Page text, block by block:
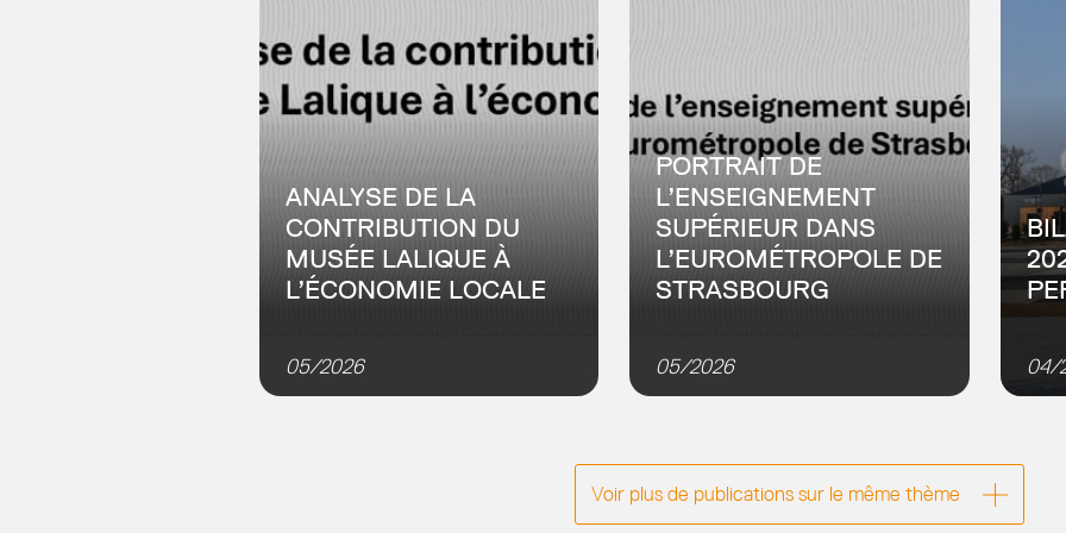
ANALYSE DE LA
CONTRIBUTION DU
MUSÉE LALIQUE À
L’ÉCONOMIE LOCALE
les agences d’urbanisme du
Grand Est (7Est), l’Adeus a mené
05/2026
PORTRAIT DE
L’ENSEIGNEMENT
SUPÉRIEUR DANS
L’EUROMÉTROPOLE DE
STRASBOURG
05/2026 04/
Voir plus de publications sur le même thème